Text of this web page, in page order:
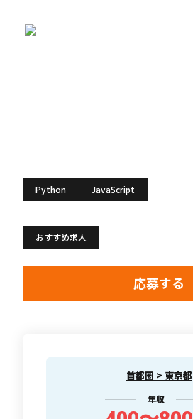
Python JavaScript
おすすめ求人
応募する
首都圏 > 東京都
年収